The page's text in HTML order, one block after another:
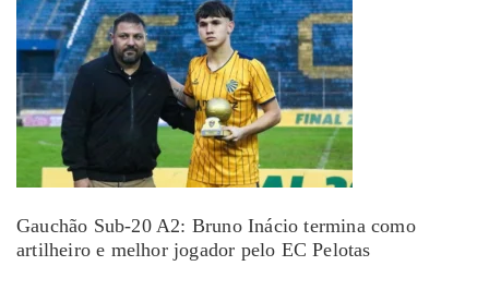
Gauchão Sub-20 A2: Bruno Inácio termina como
artilheiro e melhor jogador pelo EC Pelotas